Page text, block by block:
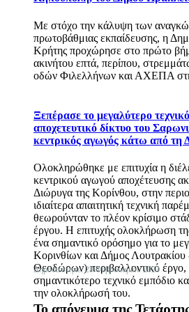
Με στόχο την κάλυψη των
πρωτοβάθμιας εκπαίδευσης, η
Κρήτης προχώρησε στο πρώτο
ακινήτου επτά, περίπου,
οδών Φιλελλήνων και ΑΧΕΠΑ
Ξεπέρασε το μεγαλύτερο
αποχετευτικό δίκτυο του
κεντρικός αγωγός κάτω από τη
Ολοκληρώθηκε με επιτυχία η
κεντρικού αγωγού αποχέτευσης
Διώρυγα της Κορίνθου, στην
ιδιαίτερα απαιτητική τεχνική
θεωρούνταν το πλέον κρίσιμο
έργου. Η επιτυχής ολοκλήρωση
ένα σημαντικό ορόσημο για το
Κορινθίων και Δήμος
Θεοδώρων) περιβαλλοντικό έργο,
σημαντικότερο τεχνικό εμπόδιο
την ολοκλήρωσή του.
Δημοσιεύτηκε: 28 Φεβρουαρίου 2023
Το απόγευμα της